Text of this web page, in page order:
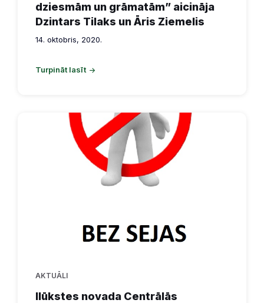
dziesmām un grāmatām” aicināja
Dzintars Tilaks un Āris Ziemelis
14. oktobris, 2020.
Turpināt lasīt
AKTUĀLI
Ilūkstes novada Centrālās